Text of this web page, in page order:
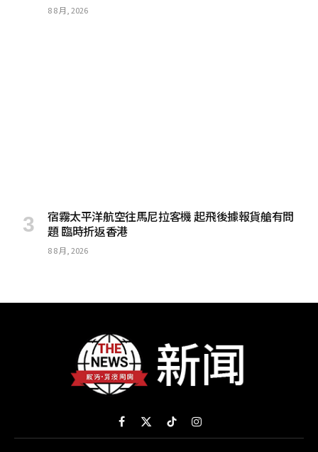
8 8 月, 2026
宿霧太平洋航空往馬尼拉客機 起飛後據報貨艙有問
題 臨時折返香港
8 8 月, 2026
Facebook
X
(Twitter)
TikTokInstagram